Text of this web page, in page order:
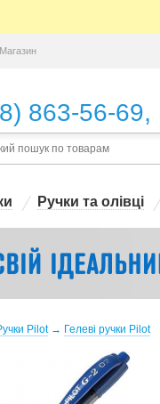
863-56-69,
Ручки та олівці
Pilot → Гелеві ручки Pilot